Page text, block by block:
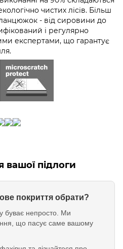
чистих лісів. Більш
- від сировини до
і регулярно
експертами, що гарантує
вашої підлоги
покриття обрати?
буває непросто. Ми
що пасує саме вашому